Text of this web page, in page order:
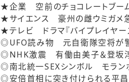
★企業 空前のチョコレートブー
★サイエンス 豪州の雌ウミガメ
★テレビ ドラマ『バイプレイヤー
◎UFO読み物 元自衛隊空将が
◎NHK激震 有働由美子＆登坂
◎南北統一SEXシンボル モラン
◎安倍首相に突き付けられる平昌